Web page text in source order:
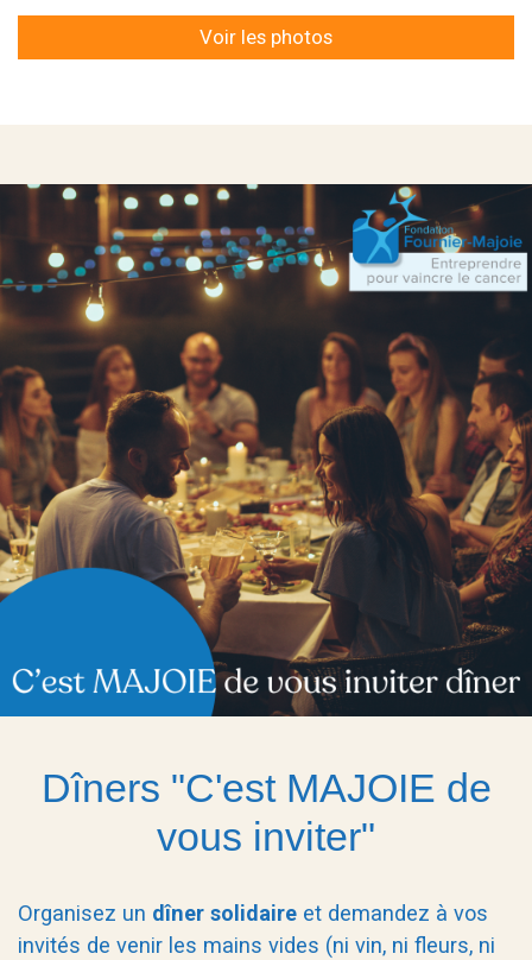
Voir les photos
Dîners "C'est MAJOIE de
vous inviter"
Organisez un dîner solidaire et demandez à vos
invités de venir les mains vides (ni vin, ni fleurs, ni